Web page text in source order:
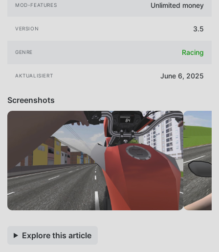
MOD-FEATURES Unlimited money
VERSION 3.5
GENRE Racing
AKTUALISIERT June 6, 2025
Screenshots
Explore this article